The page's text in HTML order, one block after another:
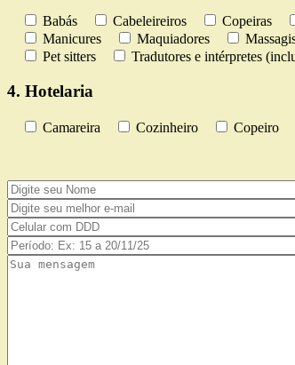
Babás Cabeleireiros Copeiras
Manicures
Maquiadores
Pet sitters
Tradutores e intérpretes
4. Hotelaria
Camareira Cozinheiro Copeiro